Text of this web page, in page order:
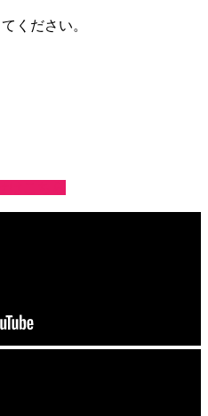
ください。